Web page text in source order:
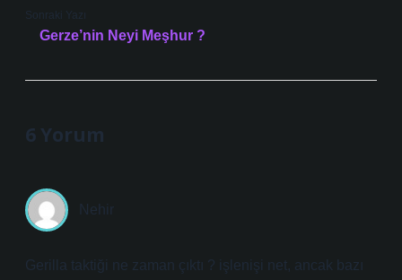
Sonraki Yazı
Gerze’nin Neyi Meşhur ?
6 Yorum
Nehir
Gerilla taktiği ne zaman çıktı ? işlenişi net, ancak bazı